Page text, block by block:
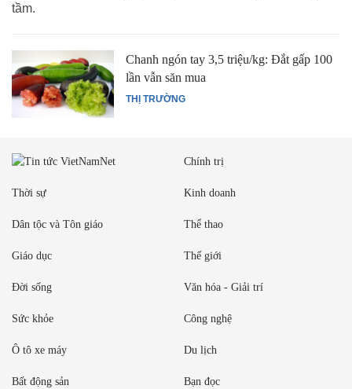
tầm.
THỊ TRƯỜNG
Chanh ngón tay 3,5 triệu/kg: Đắt gấp 100
lần vẫn săn mua
Chính trị
Thời sự Kinh doanh
Dân tộc và Tôn giáo Thể thao
Giáo dục Thế giới
Đời sống Văn hóa - Giải trí
Sức khỏe Công nghệ
Ô tô xe máy Du lịch
Bất động sản Bạn đọc